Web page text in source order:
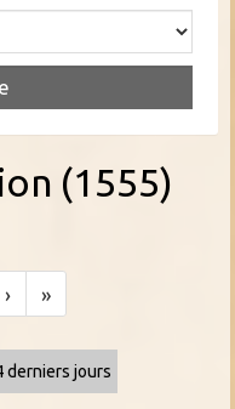
(1555)
› »
derniers jours